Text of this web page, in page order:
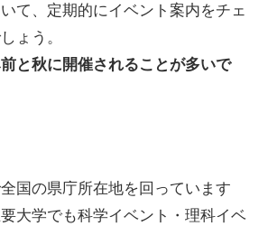
て、定期的にイベント案内をチェ
ょう。
と秋に開催されることが多いで
国の県庁所在地を回っています
大学でも科学イベント・理科イベ